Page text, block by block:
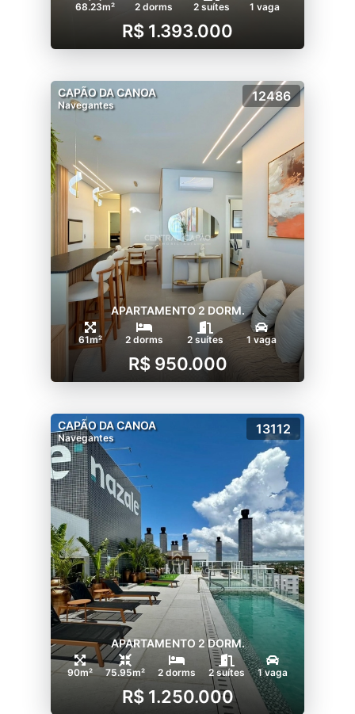
68.23m² 2 dorms 2 suítes 1 vaga
R$ 1.393.000
CAPÃO DA CANOA
Navegantes
12486
APARTAMENTO 2 DORM.
61m² 2 dorms 2 suítes 1 vaga
R$ 950.000
CAPÃO DA CANOA
Navegantes
13112
APARTAMENTO 2 DORM.
90m² 75.95m² 2 dorms 2 suítes 1 vaga
R$ 1.250.000